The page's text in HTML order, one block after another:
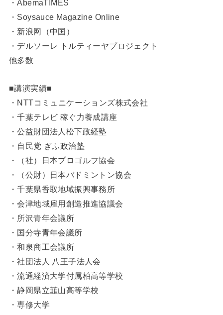
・AbemaTIMES
・Soysauce Magazine Online
・新浪网（中国）
・デルソーレ トルティーヤプロジェクト
他多数
■講演実績■
・NTTコミュニケーションズ株式会社
・千葉テレビ 稼ぐ力養成講座
・公益財団法人松下政経塾
・自民党 ぎふ政治塾
・（社）日本プロゴルフ協会
・（公財）日本バドミントン協会
・千葉県香取地域振興事務所
・会津地域雇用創造推進協議会
・所沢青年会議所
・国分寺青年会議所
・和泉商工会議所
・社団法人 八王子法人会
・流通経済大学付属柏高等学校
・静岡県立韮山高等学校
・専修大学